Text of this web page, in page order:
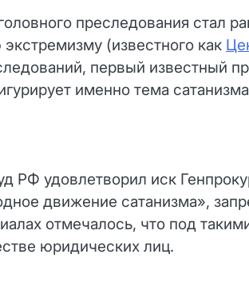
преследования стал
(известного как
первый известный
именно тема
РФ удовлетворил иск
движение сатанизма»,
отмечалось, что под
юридических лиц.